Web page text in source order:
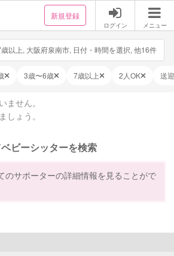
新規登録
ログイン メニュー
以上, 大阪府泉南市, 日付・時間を選択, 他16件
3歳〜6歳 7歳以上 2人OK 送
ません。
しょう。
ビーシッターを検索
のサポーターの詳細情報を見ることがで